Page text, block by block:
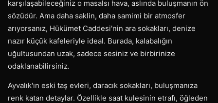
karşılaşabileceğiniz o masalsı hava, aslında buluşmanın ön
sözüdür. Ama daha saklin, daha samimi bir atmosfer
arıyorsanız, Hükümet Caddesi'nin ara sokakları, denize
nazır küçük kafeleriyle ideal. Burada, kalabalığın
uğultusundan uzak, sadece sesiniz ve birbirinize
odaklanabilirsiniz.
Ayvalık'ın eski taş evleri, daracık sokakları, buluşmanıza
renk katan detaylar. Özellikle saat kulesinin etrafı, öğleden